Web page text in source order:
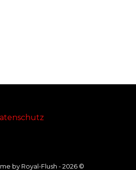
by Royal-Flush - 2026 ©